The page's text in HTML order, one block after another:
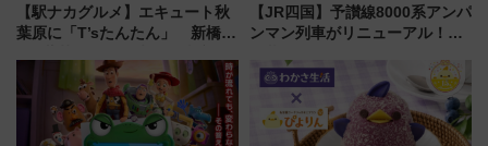
【駅ナカグルメ】エキュート秋
葉原に「T’sたんたん」 新橋に
饅」、オムライス専門店「肉と
たまご」新グルメ続々登場！
【2026年8月】
【JR四国】予讃線8000系アンパ
ンマン列車がリニューアル！内
今年12月